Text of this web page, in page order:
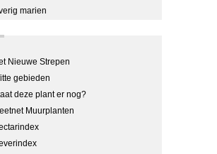
marien
Nieuwe Strepen
gebieden
deze plant er nog?
Muurplanten